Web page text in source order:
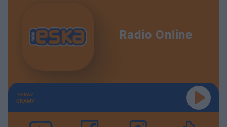
Radio Online
TERAZ
GRAMY